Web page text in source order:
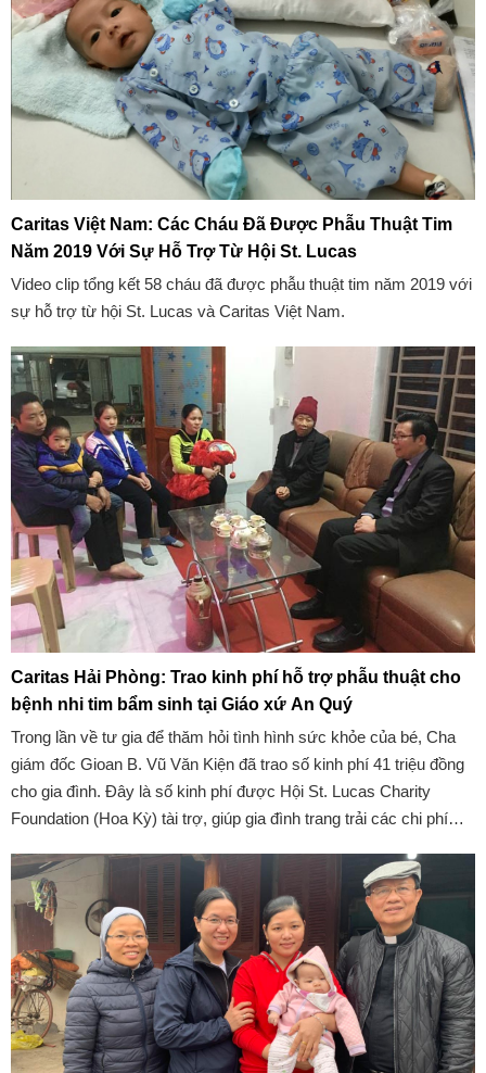
Caritas Việt Nam: Các Cháu Đã Được Phẫu Thuật Tim
Năm 2019 Với Sự Hỗ Trợ Từ Hội St. Lucas
Video clip tổng kết 58 cháu đã được phẫu thuật tim năm 2019 với
sự hỗ trợ từ hội St. Lucas và Caritas Việt Nam.
Caritas Hải Phòng: Trao kinh phí hỗ trợ phẫu thuật cho
bệnh nhi tim bẩm sinh tại Giáo xứ An Quý
Trong lần về tư gia để thăm hỏi tình hình sức khỏe của bé, Cha
giám đốc Gioan B. Vũ Văn Kiện đã trao số kinh phí 41 triệu đồng
cho gia đình. Đây là số kinh phí được Hội St. Lucas Charity
Foundation (Hoa Kỳ) tài trợ, giúp gia đình trang trải các chi phí